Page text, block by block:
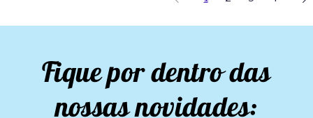
Fique por dentro das
nossas novidades: